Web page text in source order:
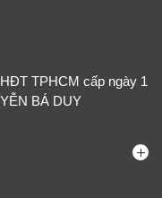
TPHCM cấp ngày 1
BÁ DUY